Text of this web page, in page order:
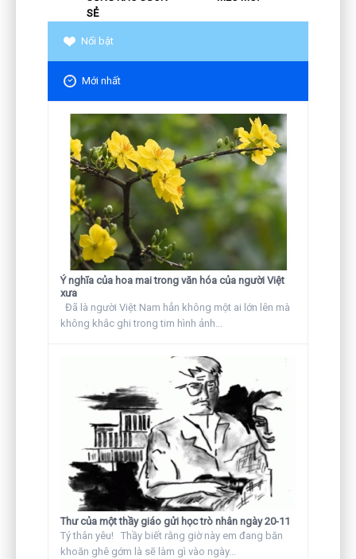
SẺ
Nổi bật
Mới nhất
Ý nghĩa của hoa mai trong văn hóa của người Việt
xưa
Đã là người Việt Nam hẳn không một ai lớn lên mà
không khắc ghi trong tim hình ảnh...
Thư của một thầy giáo gửi học trò nhân ngày 20-11
Tý thân yêu! Thầy biết rằng giờ này em đang băn
khoăn ghê gớm là sẽ làm gì vào ngày...